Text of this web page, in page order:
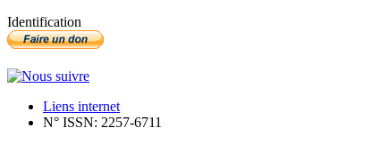
Identification
Liens internet
N° ISSN: 2257-6711